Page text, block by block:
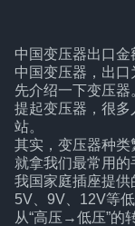
中国变压器出口
中国变压器，出口
先介绍一下变压器
提起变压器，很
站。
其实，变压器种类
就拿我们最常用的
我国家庭插座提
5V、9V、12V等低
从“高压→低压”的